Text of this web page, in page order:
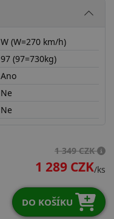
W (W=270 km/h)
97 (97=730kg)
Ano
Ne
Ne
1 349 CZK
1 289 CZK/ks
DO KOŠÍKU